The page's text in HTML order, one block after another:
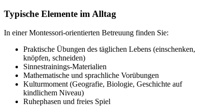
Typische Elemente im Alltag
In einer Montessori-orientierten Betreuung finden Sie:
Praktische Übungen des täglichen Lebens (einschenken,
knöpfen, schneiden)
Sinnestrainings-Materialien
Mathematische und sprachliche Vorübungen
Kulturmoment (Geografie, Biologie, Geschichte auf
kindlichem Niveau)
Ruhephasen und freies Spiel